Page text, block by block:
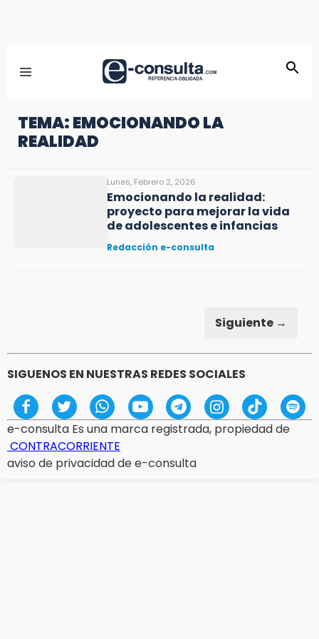
TEMA: EMOCIONANDO LA
REALIDAD
Lunes, Febrero 2, 2026
Emocionando la realidad:
proyecto para mejorar la vida
de adolescentes e infancias
Redacción e-consulta
Siguiente →
SIGUENOS EN NUESTRAS REDES SOCIALES
e-consulta Es una marca registrada, propiedad de
CONTRACORRIENTE
aviso de privacidad de e-consulta